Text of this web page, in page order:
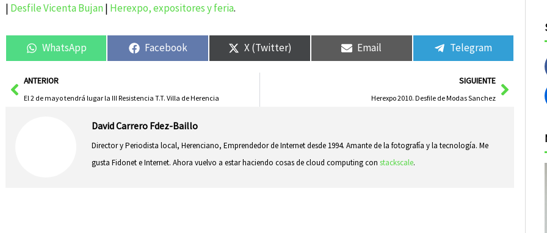
| Desfile Vicenta Bujan | Herexpo, expositores y feria.
WhatsApp Facebook X (Twitter) Email Telegram
AntANTERIOR
El 2 de mayo tendrá lugar la III Resistencia T.T. Villa de Herencia
SIGUIENTE
Herexpo 2010. Desfile de Modas Sanchez
David Carrero Fdez-Baillo
Director y Periodista local, Herenciano, Emprendedor de Internet desde 1994. Amante de la fotografía y la tecnología. Me
gusta Fidonet e Internet. Ahora vuelvo a estar haciendo cosas de cloud computing constackscale.